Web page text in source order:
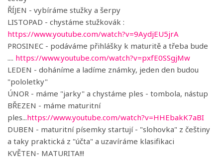
ŘÍJEN - vybíráme stužky a šerpy
LISTOPAD - chystáme stužkovák :
https://www.youtube.com/watch?v=9AydjEU5jrA
PROSINEC - podáváme přihlášky k maturitě a třeba bude
.... https://www.youtube.com/watch?v=pxfE0SSgjMw
LEDEN - doháníme a ladíme známky, jeden den budou
"pololetky"
ÚNOR - máme "jarky" a chystáme ples - tombola, nástup
BŘEZEN - máme maturitní
ples...https://www.youtube.com/watch?v=HHEbakK7aBI
DUBEN - maturitní písemky startují - "slohovka" z češtiny
a taky praktická z "účta" a uzavíráme klasifikaci
KVĚTEN- MATURITA!!!